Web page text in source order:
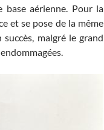
aérienne. Pour la
et se pose de la même
succès, malgré le grand